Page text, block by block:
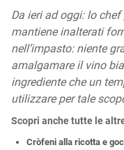
Da ieri ad oggi: lo
mantiene inalterati
nell’impasto: niente
amalgamare il vino
ingrediente che un
utilizzare per tale
Scopri anche tutte le
Cròfeni alla ricotta e